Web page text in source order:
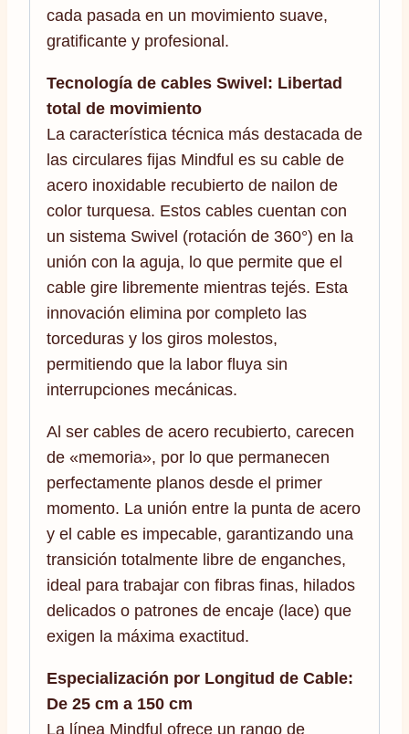
cada pasada en un movimiento suave,
gratificante y profesional.
Tecnología de cables Swivel: Libertad
total de movimiento
La característica técnica más destacada de
las circulares fijas Mindful es su cable de
acero inoxidable recubierto de nailon de
color turquesa. Estos cables cuentan con
un sistema Swivel (rotación de 360°) en la
unión con la aguja, lo que permite que el
cable gire libremente mientras tejés. Esta
innovación elimina por completo las
torceduras y los giros molestos,
permitiendo que la labor fluya sin
interrupciones mecánicas.
Al ser cables de acero recubierto, carecen
de «memoria», por lo que permanecen
perfectamente planos desde el primer
momento. La unión entre la punta de acero
y el cable es impecable, garantizando una
transición totalmente libre de enganches,
ideal para trabajar con fibras finas, hilados
delicados o patrones de encaje (lace) que
exigen la máxima exactitud.
Especialización por Longitud de Cable:
De 25 cm a 150 cm
La línea Mindful ofrece un rango de